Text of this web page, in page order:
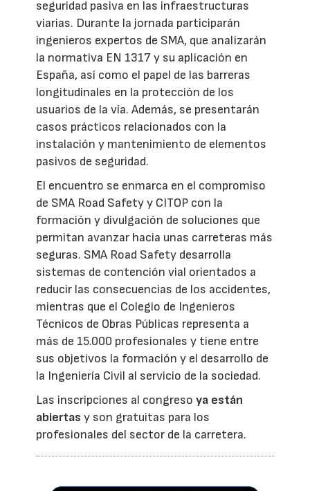
seguridad pasiva en las infraestructuras
viarias. Durante la jornada participarán
ingenieros expertos de SMA, que analizarán
la normativa EN 1317 y su aplicación en
España, así como el papel de las barreras
longitudinales en la protección de los
usuarios de la vía. Además, se presentarán
casos prácticos relacionados con la
instalación y mantenimiento de elementos
pasivos de seguridad.
El encuentro se enmarca en el compromiso
de SMA Road Safety y CITOP con la
formación y divulgación de soluciones que
permitan avanzar hacia unas carreteras más
seguras. SMA Road Safety desarrolla
sistemas de contención vial orientados a
reducir las consecuencias de los accidentes,
mientras que el Colegio de Ingenieros
Técnicos de Obras Públicas representa a
más de 15.000 profesionales y tiene entre
sus objetivos la formación y el desarrollo de
la Ingeniería Civil al servicio de la sociedad.
Las inscripciones al congresoya están
abiertas y son gratuitas para los
profesionales del sector de la carretera.